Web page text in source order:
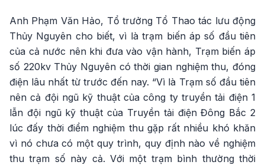
Anh Phạm Văn Hảo, Tổ trưởng Tổ Thao tác lưu động
Thủy Nguyên cho biết, vì là trạm biến áp số đầu tiên
của cả nước nên khi đưa vào vận hành, Trạm biến áp
số 220kv Thủy Nguyên có thời gian nghiệm thu, đóng
điện lâu nhất từ trước đến nay. “Vì là Trạm số đầu tiên
nên cả đội ngũ kỹ thuật của công ty truyền tải điện 1
lẫn đội ngũ kỹ thuật của Truyền tải điện Đông Bắc 2
lúc đấy thời điểm nghiệm thu gặp rất nhiều khó khăn
vì nó chưa có một quy trình, quy định nào về nghiệm
thu trạm số này cả. Với một trạm bình thường thời